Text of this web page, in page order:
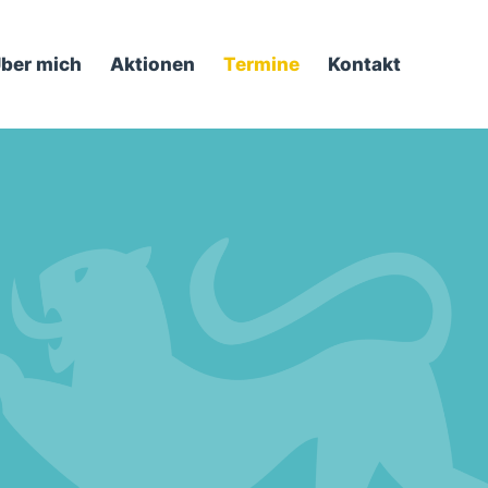
mich Aktionen Termine Kontakt